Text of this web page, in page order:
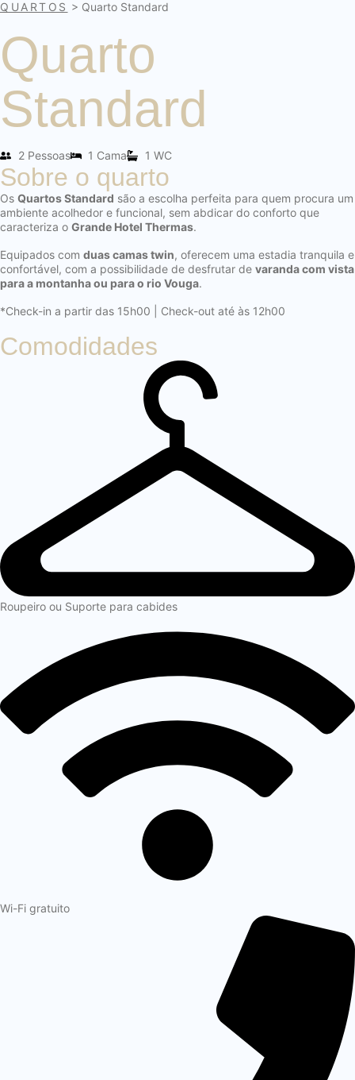
QUARTOS > Quarto Standard
Quarto
Standard
2 Pessoas 1 Cama 1 WC
Sobre o quarto
Os Quartos Standard são a escolha perfeita para quem procura um
ambiente acolhedor e funcional, sem abdicar do conforto que
caracteriza o Grande Hotel Thermas.
Equipados com duas camas twin, oferecem uma estadia tranquila e
confortável, com a possibilidade de desfrutar de varanda com vista
para a montanha ou para o rio Vouga.
*Check-in a partir das 15h00 | Check-out até às 12h00
Comodidades
Roupeiro ou Suporte para cabides
Wi-Fi gratuito